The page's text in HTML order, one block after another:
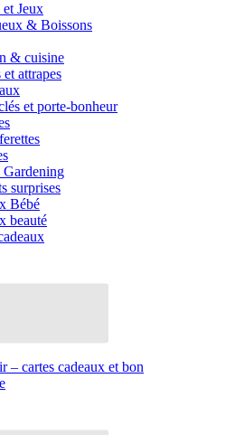
Jeux
& Boissons
& cuisine
attrapes
et porte-bonheur
Gardening
surprises
Bébé
beauté
– cartes cadeaux et bon